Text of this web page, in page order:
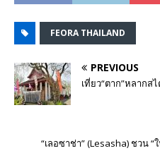
FEORA THAILAND
PREVIOUS
เที่ยว“ตาก”หลาก
“เลอซาช่า” (Lesasha) ชวน “